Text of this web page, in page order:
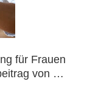
für Frauen
von …